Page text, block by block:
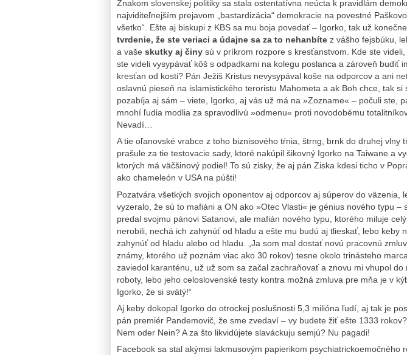
Znakom slovenskej politiky sa stala ostentatívna neúcta k pravidlám
najviditeľnejším prejavom „bastardizácia“ demokracie na povestné
všetko“. Ešte aj biskupi z KBS sa mu boja povedať – Igorko, tak už
tvrdenie, že ste veriaci a údajne sa za to nehanbíte z vášho fejsbúku,
a vaše skutky aj činy sú v príkrom rozpore s kresťanstvom. Kde ste
ste videli vysypávať kôš s odpadkami na kolegu poslanca a zároveň budiť
kresťan od kosti? Pán Ježiš Kristus nevysypával koše na odporcov a ani
oslavnú pieseň na islamistického teroristu Mahometa a ak Boh chce, tak si
pozabíja aj sám – viete, Igorko, aj vás už má na »Zozname« – počuli ste,
mnohí ľudia modlia za spravodlivú »odmenu« proti novodobému
Nevadí…
A tie oľanovské vrabce z toho biznisového tŕnia, štrng, brnk do druhej vlny
prašule za tie testovacie sady, ktoré nakúpil šikovný Igorko na Taiwane a
ktorých má väčšinový podiel! To sú zisky, že aj pán Ziska kdesi ticho v
ako chameleón v USA na púšti!
Pozatvára všetkých svojich oponentov aj odporcov aj súperov do väzenia,
vyzeralo, že sú to mafiáni a ON ako »Otec Vlasti« je génius nového typu –
predal svojmu pánovi Satanovi, ale mafián nového typu, ktorého miluje
nerobili, nechá ich zahynúť od hladu a ešte mu budú aj tlieskať, lebo keby
zahynúť od hladu alebo od hladu. „Ja som mal dostať novú pracovnú
známy, ktorého už poznám viac ako 30 rokov) tesne okolo trinásteho
zaviedol karanténu, už už som sa začal zachraňovať a znovu mi vhupol do
roboty, lebo jeho celoslovenské testy kontra možná zmluva pre mňa je v
Igorko, že si svätý!“
Aj keby dokopal Igorko do otrockej poslušnosti 5,3 milióna ľudí, aj tak je
pán premiér Pandemovič, že sme zvedaví – vy budete žiť ešte 1333
Nem oder Nein? A za što likvidújete slaváckuju semjú? Nu pagadi!
Facebook sa stal akýmsi lakmusovým papierikom psychiatrickoemočného